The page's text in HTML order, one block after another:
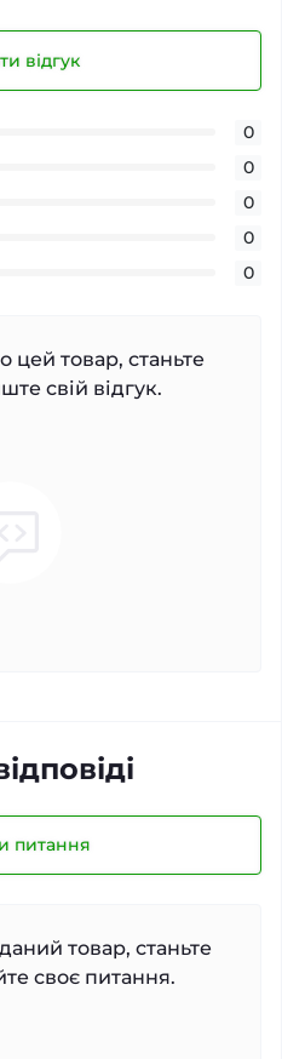
відгук
0
0
0
0
0
цей товар, станьте
свій відгук.
питання
товар, станьте
своє питання.